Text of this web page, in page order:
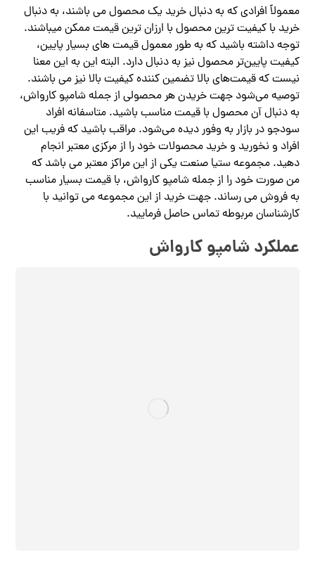
معمولاً افرادی که به دنبال خرید یک محصول می باشند، به دنبال
خرید با کیفیت ترین محصول با ارزان ترین قیمت ممکن میباشند.
توجه داشته باشید که به طور معمول قیمت های بسیار پایین،
کیفیت پایین‌تر محصول نیز به دنبال دارد. البته این به این معنا
نیست که قیمت‌های بالا تضمین کننده کیفیت بالا نیز می باشند.
توصیه می‌شود جهت خریدن هر محصولی از جمله شامپو کارواش،
به دنبال آن محصول با قیمت مناسب باشید. متاسفانه افراد
سودجو در بازار به وفور دیده می‌شود. مراقب باشید که فریب این
افراد و نخورید و خرید محصولات خود را از مرکزی معتبر انجام
دهید. مجموعه ستیا صنعت یکی از این مراکز معتبر می باشد که
من صورت خود را از جمله شامپو کارواش، با قیمت بسیار مناسب
به فروش می رساند. جهت خرید از این مجموعه می توانید با
کارشناسان مربوطه تماس حاصل فرمایید.
عملکرد شامپو کارواش